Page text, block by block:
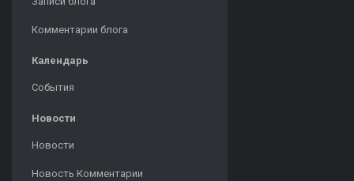
Комментарии блога
Календарь
События
Новости
Новости
Новость Комментарии